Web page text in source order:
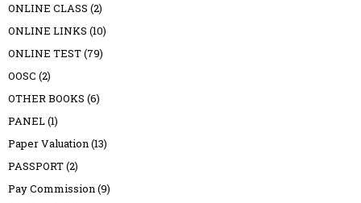
ONLINE CLASS (2)
ONLINE LINKS (10)
ONLINE TEST(79)
OOSC (2)
OTHER BOOKS (6)
PANEL(1)
Paper Valuation(13)
PASSPORT(2)
Pay Commission(9)